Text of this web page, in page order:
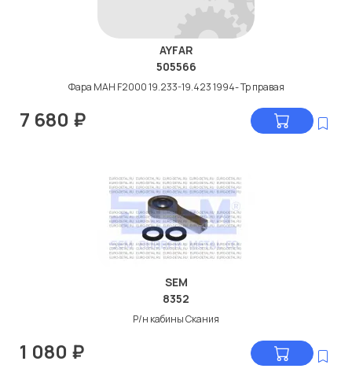
AYFAR
505566
Фара МАН F2000 19.233-19.423 1994- Тр правая
7 680 ₽
SEM
8352
Р/н кабины Скания
1 080 ₽